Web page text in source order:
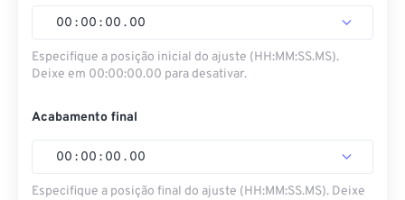
00 : 00 : 00 . 00
Especifique a posição inicial do ajuste (HH:MM:SS.MS).
Deixe em 00:00:00.00 para desativar.
Acabamento final
00 : 00 : 00 . 00
Especifique a posição final do ajuste (HH:MM:SS.MS). Deixe